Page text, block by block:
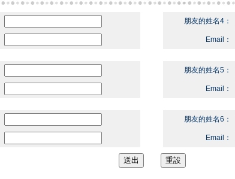
朋友的姓名4：
Email：
朋友的姓名5：
Email：
朋友的姓名6：
Email：